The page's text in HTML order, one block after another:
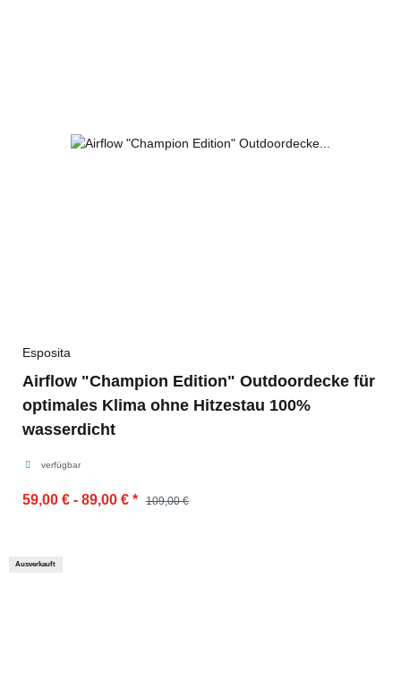
Esposita
Airflow "Champion Edition" Outdoordecke für
optimales Klima ohne Hitzestau 100%
wasserdicht
verfügbar
59,00 € - 89,00 € * 109,00 €
Ausverkauft